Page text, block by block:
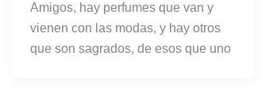
Amigos, hay perfumes que van y
vienen con las modas, y hay otros
que son sagrados, de esos que uno